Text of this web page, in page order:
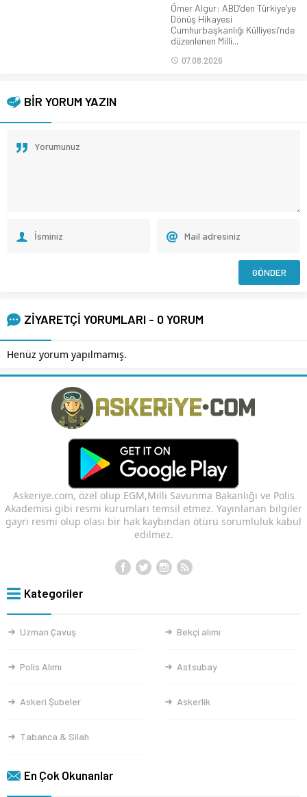
Ömer Algur: ABD’den Türkiye’ye
Dönüş Hikayesi
Cumhurbaşkanlığı Külliyesi’nde
düzenlenen Milli...
07.08.2026
BİR YORUM YAZIN
ZİYARETÇİ YORUMLARI - 0 YORUM
Henüz yorum yapılmamış.
Askeriye.com, özel olup EGM,Milli Savunma Bakanlığı ve Polis
Akademisi gibi resmi kurumları temsil etmez. Yayınlanan bilgiler
gayri resmi olup olası bir hak kaybından ötürü sorumluluk kabul
edilmez.
Kategoriler
Uzman Çavuş Bekçi alımı
Polis Alımı Astsubay
Askeri Şubeler Askerlik
Tabanca & Silah
En Çok Okunanlar